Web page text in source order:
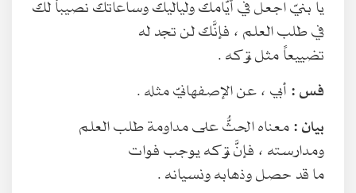
يا بنيّ اجعل في أيّامك ولياليك وساعاتك نصيباً لك
في طلب العلم ، فإنَّك لن تجد له
تضييعاً مثل تركه .
فس :أبي ، عن الإصفهانيّ مثله .
بيان :معناه الحثُّ على مداومة طلب العلم
ومدارسته ، فإنَّ تركه يوجب فوات
ما قد حصل وذهابه ونسيانه .